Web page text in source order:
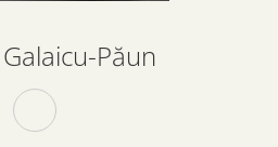
Păun